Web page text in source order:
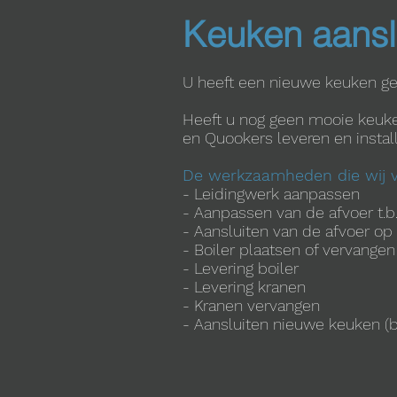
Keuken
U heeft een nieuwe keuken
Heeft u nog geen mooie
en Quookers leveren en
De werkzaamheden die wij
- Leidingwerk aanpassen
- Aanpassen van de afvoer
- Aansluiten van de afvoer
- Boiler plaatsen of vervangen
- Levering boiler
- Levering kranen
- Kranen vervangen
- Aansluiten nieuwe keuken